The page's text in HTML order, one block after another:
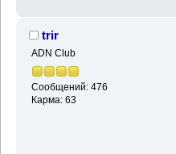
trir
ADN Club
Сообщений: 476
Карма: 63